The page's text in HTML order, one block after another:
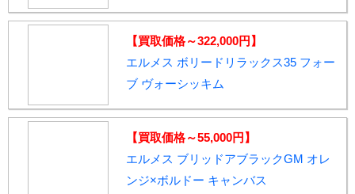
【買取価格～322,000円】
エルメス ボリードリラックス35 フォー
ブ ヴォーシッキム
【買取価格～55,000円】
エルメス ブリッドアブラックGM オレ
ンジ×ボルドー キャンバス